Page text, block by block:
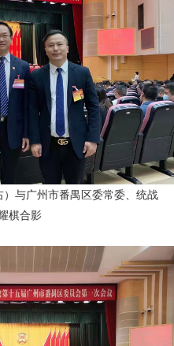
）与广州市番禺区委常委、统战
棋合影